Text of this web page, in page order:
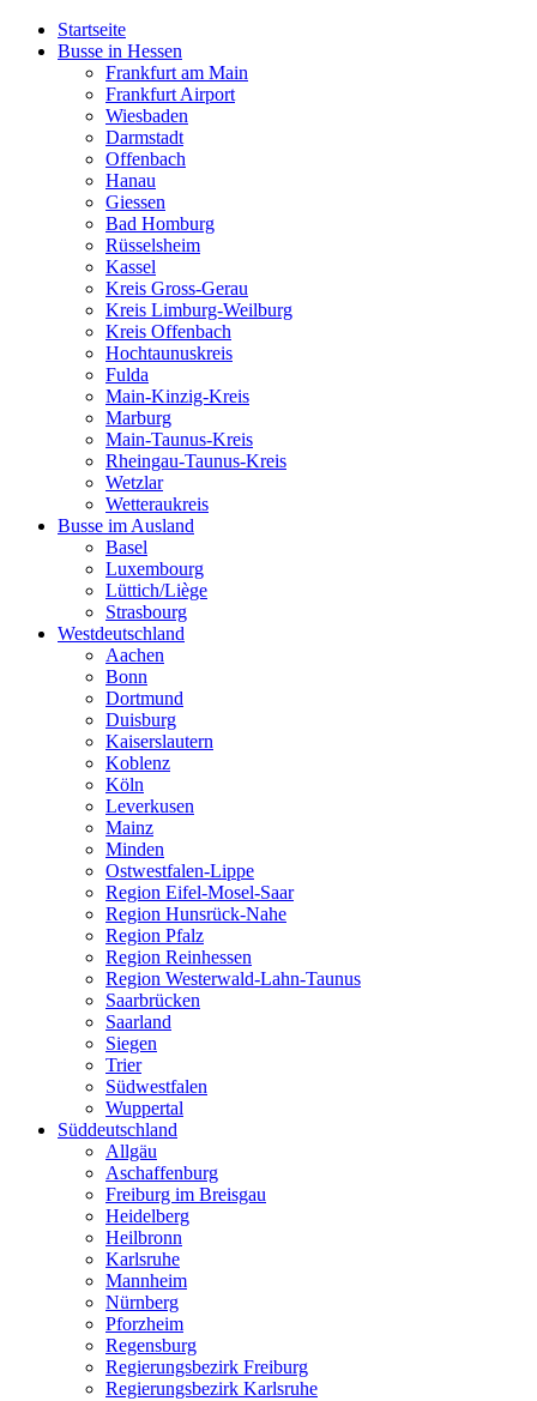
Startseite
Busse in Hessen
Frankfurt am Main
Frankfurt Airport
Wiesbaden
Darmstadt
Offenbach
Hanau
Giessen
Bad Homburg
Rüsselsheim
Kassel
Kreis Gross-Gerau
Kreis Limburg-Weilburg
Kreis Offenbach
Hochtaunuskreis
Fulda
Main-Kinzig-Kreis
Marburg
Main-Taunus-Kreis
Rheingau-Taunus-Kreis
Wetzlar
Wetteraukreis
Busse im Ausland
Basel
Luxembourg
Lüttich/Liège
Strasbourg
Westdeutschland
Aachen
Bonn
Dortmund
Duisburg
Kaiserslautern
Koblenz
Köln
Leverkusen
Mainz
Minden
Ostwestfalen-Lippe
Region Eifel-Mosel-Saar
Region Hunsrück-Nahe
Region Pfalz
Region Reinhessen
Region Westerwald-Lahn-Taunus
Saarbrücken
Saarland
Siegen
Trier
Südwestfalen
Wuppertal
Süddeutschland
Allgäu
Aschaffenburg
Freiburg im Breisgau
Heidelberg
Heilbronn
Karlsruhe
Mannheim
Nürnberg
Pforzheim
Regensburg
Regierungsbezirk Freiburg
Regierungsbezirk Karlsruhe